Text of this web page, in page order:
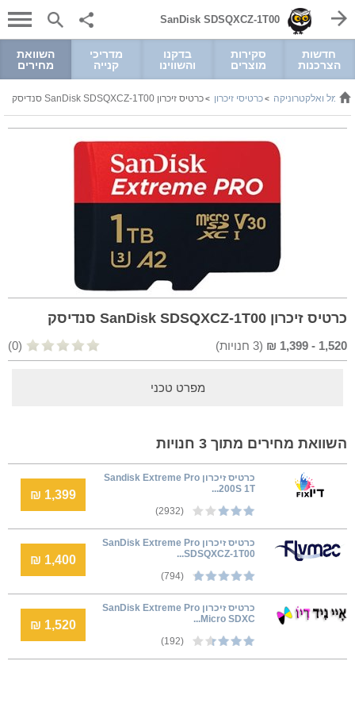
SanDisk SDSQXCZ-1T00
חדשות
הצרכנות
סקירות
מוצרים
בדקנו
והשווינו
מדריכי
קנייה
השוואת
מחירים
חשמל ואלקטרוניקה >כרטיסי זיכרון >כרטיס זיכרון SanDisk SDSQXCZ-1T00 סנדיסק
כרטיס זיכרון SanDisk SDSQXCZ-1T00 סנדיסק
1,520
-
1,399
₪
(
3 חנויות) (0)
מפרט טכני
השוואת מחירים מתוך 3 חנויות
כרטיס זיכרון Sandisk Extreme Pro
200S 1T...
(2932)
1,399 ₪
כרטיס זיכרון SanDisk Extreme Pro
SDSQXCZ-1T00...
(794)
1,400 ₪
כרטיס זיכרון SanDisk Extreme Pro
Micro SDXC...
(192)
1,520 ₪